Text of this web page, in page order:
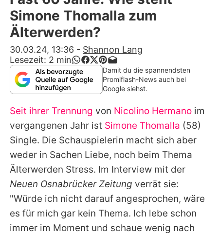
Alle Themen auf Promiflash
Jobs
App runterladen
Team
Redaktionelle Richtlinien
Impressum
Datenschutzerklärung
Nutzungsbedingungen
Utiq verwalten
Simone Thomalla zum
Älterwerden?
30.03.24, 13:36 - Shannon Lang
Lesezeit: 2 min
Damit du die spannendsten
Promiflash-News auch bei
Google siehst.
Seit ihrer Trennung von Nicolino Hermano im
vergangenen Jahr ist Simone Thomalla (58)
Single. Die Schauspielerin macht sich aber
weder in Sachen Liebe, noch beim Thema
Älterwerden Stress. Im Interview mit der
Neuen Osnabrücker Zeitung verrät sie:
"Würde ich nicht darauf angesprochen, wäre
es für mich gar kein Thema. Ich lebe schon
immer im Moment und schaue wenig nach